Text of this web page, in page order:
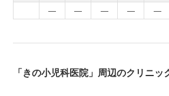
―
― ― ― ―
「きの小児科医院」周辺のクリニッ